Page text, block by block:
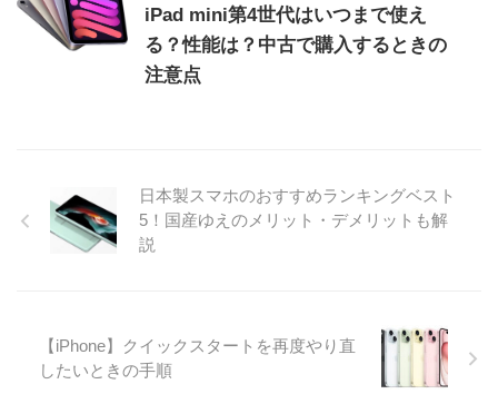
iPad mini第4世代はいつまで使え
る？性能は？中古で購入するときの
注意点
日本製スマホのおすすめランキングベスト
5！国産ゆえのメリット・デメリットも解
説
【iPhone】クイックスタートを再度やり直
したいときの手順